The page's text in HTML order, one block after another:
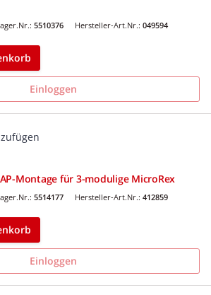
5510376 Hersteller-Art.Nr.: 049594
Einloggen
Montage für 3-modulige MicroRex
5514177 Hersteller-Art.Nr.: 412859
Einloggen